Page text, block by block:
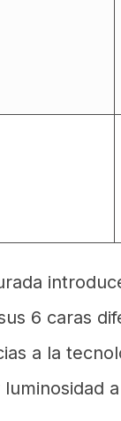
6 caras
a la